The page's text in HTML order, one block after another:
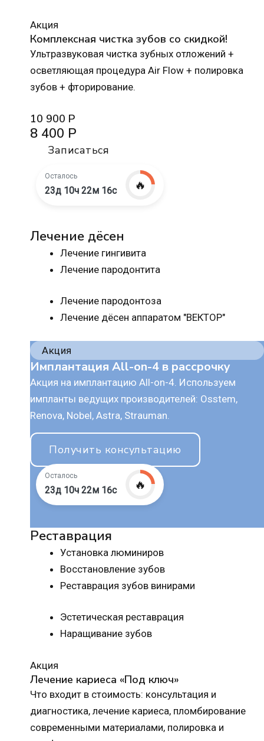
Акция
Комплексная чистка зубов со скидкой!
Ультразвуковая чистка зубных отложений +
осветляющая процедура Air Flow + полировка
зубов + фторирование.
10 900 Р
8 400 Р
Записаться
Осталось
23д 10ч 22м 15с 🔥
Лечение дёсен
Лечение гингивита
Лечение пародонтита
Лечение пародонтоза
Лечение дёсен аппаратом "ВЕКТОР"
Акция
Имплантация All-on-4 в рассрочку
Акция на имплантацию All-on-4. Используем
импланты ведущих производителей: Osstem,
Renova, Nobel, Astra, Strauman.
Получить консультацию
Осталось
23д 10ч 22м 15с 🔥
Реставрация
Установка люминиров
Восстановление зубов
Реставрация зубов винирами
Эстетическая реставрация
Наращивание зубов
Акция
Лечение кариеса «Под ключ»
Что входит в стоимость: консультация и
диагностика, лечение кариеса, пломбирование
современными материалами, полировка и